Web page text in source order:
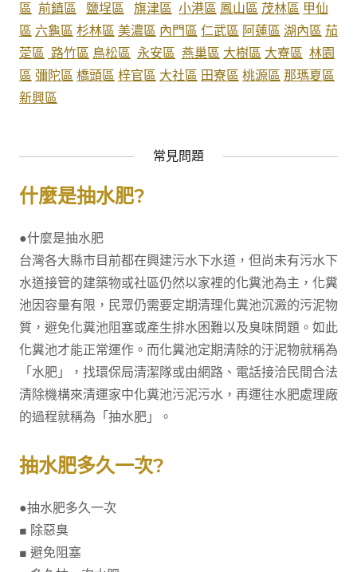
區 前鎮區 鹽埕區 旗津區 小港區 鳳山區 茂林區 甲仙
區 六龜區 杉林區 美濃區 內門區 仁武區 阿蓮區 湖內區 茄
萣區 路竹區 鳥松區 永安區 燕巢區 大樹區 大寮區 林園
區 彌陀區 橋頭區 梓官區 大社區 田寮區 桃源區 那瑪夏區
新興區
常見問題
什麼是抽水肥?
●什麼是抽水肥
台灣各大縣市目前都在興建污水下水道，但尚未有污水下
水道接管的建築物或社區仍然以家裡的化糞池為主，化糞
池因容量有限，民眾仍需要定期清理化糞池沉澱的污泥物
質，避免化糞池阻塞或產生排水困難以及臭味問題。如此
化糞池才能正常運作。而化糞池定期清除的汙泥物就稱為
「水肥」，找環保局清潔隊或由網路、電話接洽民間合法
清除機構來清運家中化糞池污泥污水，再運往水肥處理廠
的過程就稱為「抽水肥」。
抽水肥多久一次?
●抽水肥多久一次
■ 除惡臭
■ 避免阻塞